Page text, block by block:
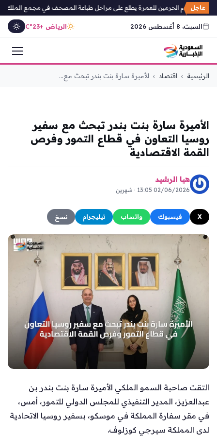
عاجلخادم الحرمين للعمرة يطلع على مراحل طباعة المصحف في مجمع الملك فهد
السبت، 8 أغسطس 2026 الرياض +23°C
التجاوز
الرئيسية › اقتصاد › الأميرة سارة بنت بندر تبحث مع...
الأميرة سارة بنت بندر تبحث مع سفير
روسيا التعاون في قطاع التمور وفرص
القمة الاقتصادية
هيا الرشيد
02/06/2026 13:05 · شهرين
X فيسبوك واتساب تيليجرام نسخ
التقت صاحبة السمو الملكي الأميرة سارة بنت بندر بن
عبدالعزيز، المدير التنفيذي للمجلس الدولي للتمور، أمس،
في مقر سفارة المملكة في موسكو، بسفير روسيا الاتحادية
لدى المملكة سيرجي كوزلوف.